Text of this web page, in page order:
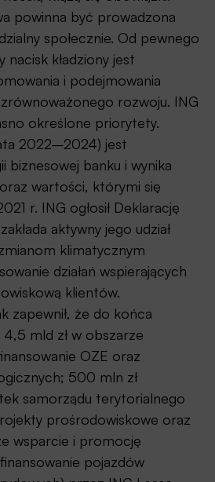
powinna być prowadzona
społecznie. Od pewnego
nacisk kładziony jest
i podejmowania
rozwoju. ING
określone priorytety.
2022–2024) jest
biznesowej banku i wynika
wartości, którymi się
r. ING ogłosił Deklarację
aktywny jego udział
klimatycznym
działań wspierających
klientów.
zapewnił, że do końca
mld zł w obszarze
OZE oraz
500 mln zł
samorządu terytorialnego
prośrodowiskowe oraz
wsparcie i promocję
pojazdów